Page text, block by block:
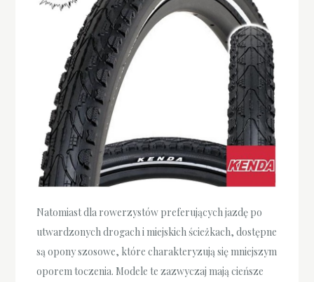
Natomiast dla rowerzystów preferujących jazdę po
utwardzonych drogach i miejskich ścieżkach, dostępne
są opony szosowe, które charakteryzują się mniejszym
oporem toczenia. Modele te zazwyczaj mają cieńsze